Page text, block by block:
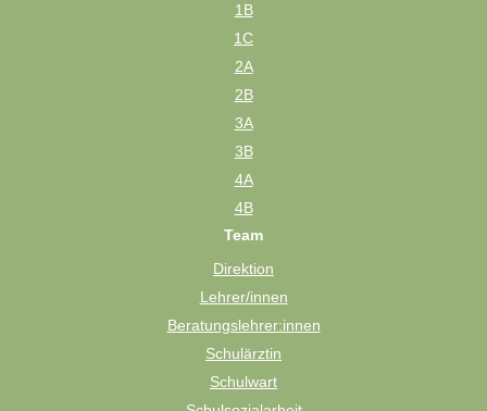
1B
1C
2A
2B
3A
3B
4A
4B
Team
Direktion
Lehrer/innen
Beratungslehrer:innen
Schulärztin
Schulwart